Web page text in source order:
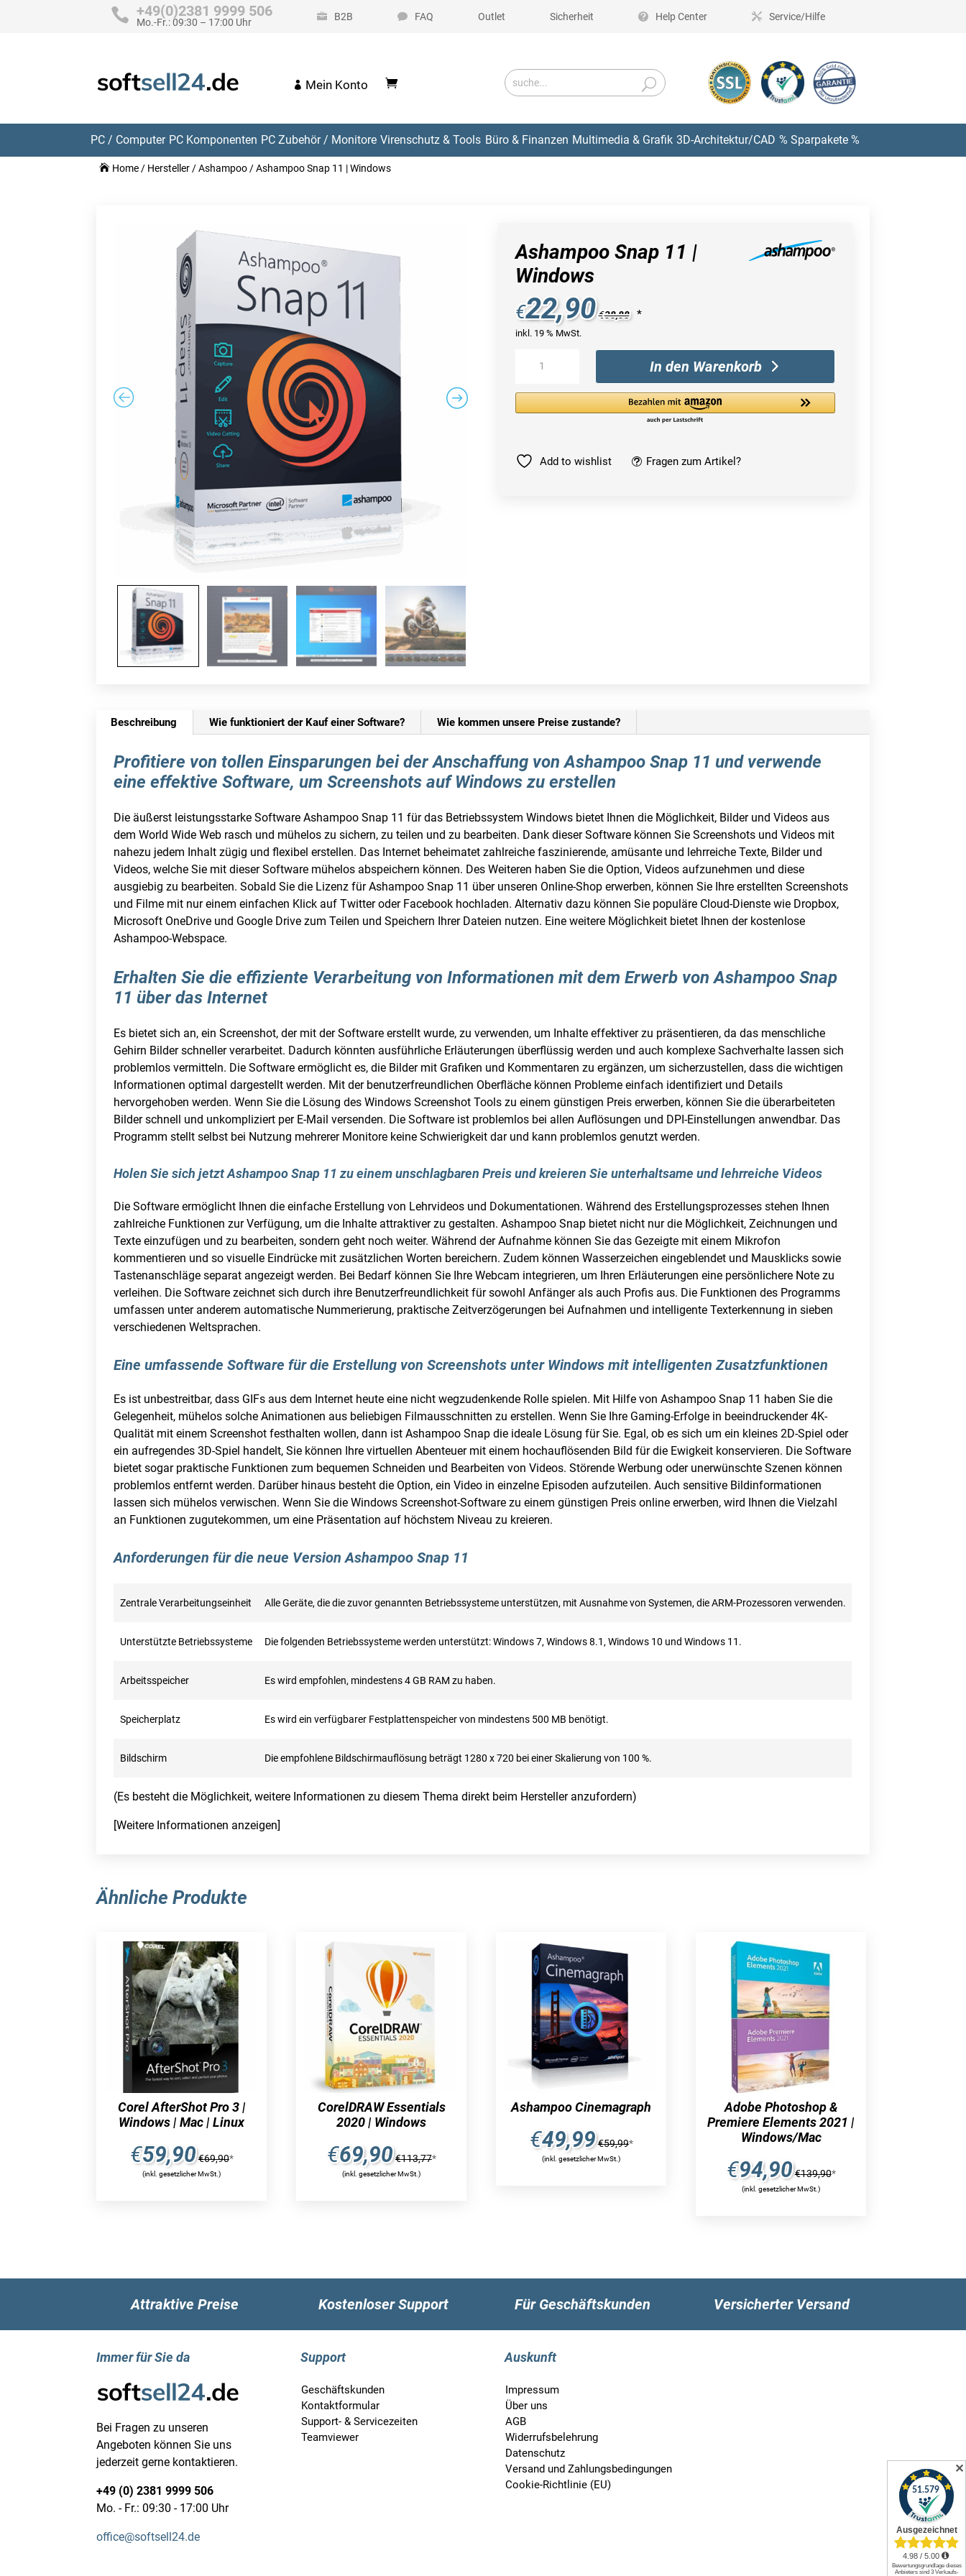
+49(0)2381 9999 506
Mo.-Fr.: 09:30 – 17:00 Uhr B2B FAQ Outlet Sicherheit Help Center Service/Hilfe
Mein Konto
PC / Computer PC Komponenten PC Zubehör / Monitore Virenschutz & Tools Büro & Finanzen Multimedia & Grafik 3D-Architektur/CAD % Sparpakete %
Home / Hersteller /Ashampoo / Ashampoo Snap 11 | Windows
Ashampoo Snap 11 |
Windows
€22,90 €38,88 *
inkl. 19 % MwSt.
11
|
In den Warenkorb
Add to wishlist Fragen zum Artikel?
Beschreibung Wie funktioniert der Kauf einer Software? Wie kommen unsere Preise zustande?
Profitiere von tollen Einsparungen bei der Anschaffung von Ashampoo Snap 11 und verwende
eine effektive Software, um Screenshots auf Windows zu erstellen
Die äußerst leistungsstarke Software Ashampoo Snap 11 für das Betriebssystem Windows bietet Ihnen die Möglichkeit, Bilder und Videos aus
dem World Wide Web rasch und mühelos zu sichern, zu teilen und zu bearbeiten. Dank dieser Software können Sie Screenshots und Videos mit
nahezu jedem Inhalt zügig und flexibel erstellen. Das Internet beheimatet zahlreiche faszinierende, amüsante und lehrreiche Texte, Bilder und
Videos, welche Sie mit dieser Software mühelos abspeichern können. Des Weiteren haben Sie die Option, Videos aufzunehmen und diese
ausgiebig zu bearbeiten. Sobald Sie die Lizenz für Ashampoo Snap 11 über unseren Online-Shop erwerben, können Sie Ihre erstellten Screenshots
und Filme mit nur einem einfachen Klick auf Twitter oder Facebook hochladen. Alternativ dazu können Sie populäre Cloud-Dienste wie Dropbox,
Microsoft OneDrive und Google Drive zum Teilen und Speichern Ihrer Dateien nutzen. Eine weitere Möglichkeit bietet Ihnen der kostenlose
Ashampoo-Webspace.
Erhalten Sie die effiziente Verarbeitung von Informationen mit dem Erwerb von Ashampoo Snap
11 über das Internet
Es bietet sich an, ein Screenshot, der mit der Software erstellt wurde, zu verwenden, um Inhalte effektiver zu präsentieren, da das menschliche
Gehirn Bilder schneller verarbeitet. Dadurch könnten ausführliche Erläuterungen überflüssig werden und auch komplexe Sachverhalte lassen sich
problemlos vermitteln. Die Software ermöglicht es, die Bilder mit Grafiken und Kommentaren zu ergänzen, um sicherzustellen, dass die wichtigen
Informationen optimal dargestellt werden. Mit der benutzerfreundlichen Oberfläche können Probleme einfach identifiziert und Details
hervorgehoben werden. Wenn Sie die Lösung des Windows Screenshot Tools zu einem günstigen Preis erwerben, können Sie die überarbeiteten
Bilder schnell und unkompliziert per E-Mail versenden. Die Software ist problemlos bei allen Auflösungen und DPI-Einstellungen anwendbar. Das
Programm stellt selbst bei Nutzung mehrerer Monitore keine Schwierigkeit dar und kann problemlos genutzt werden.
Holen Sie sich jetzt Ashampoo Snap 11 zu einem unschlagbaren Preis und kreieren Sie unterhaltsame und lehrreiche Videos
Die Software ermöglicht Ihnen die einfache Erstellung von Lehrvideos und Dokumentationen. Während des Erstellungsprozesses stehen Ihnen
zahlreiche Funktionen zur Verfügung, um die Inhalte attraktiver zu gestalten. Ashampoo Snap bietet nicht nur die Möglichkeit, Zeichnungen und
Texte einzufügen und zu bearbeiten, sondern geht noch weiter. Während der Aufnahme können Sie das Gezeigte mit einem Mikrofon
kommentieren und so visuelle Eindrücke mit zusätzlichen Worten bereichern. Zudem können Wasserzeichen eingeblendet und Mausklicks sowie
Tastenanschläge separat angezeigt werden. Bei Bedarf können Sie Ihre Webcam integrieren, um Ihren Erläuterungen eine persönlichere Note zu
verleihen. Die Software zeichnet sich durch ihre Benutzerfreundlichkeit für sowohl Anfänger als auch Profis aus. Die Funktionen des Programms
umfassen unter anderem automatische Nummerierung, praktische Zeitverzögerungen bei Aufnahmen und intelligente Texterkennung in sieben
verschiedenen Weltsprachen.
Eine umfassende Software für die Erstellung von Screenshots unter Windows mit intelligenten Zusatzfunktionen
Es ist unbestreitbar, dass GIFs aus dem Internet heute eine nicht wegzudenkende Rolle spielen. Mit Hilfe von Ashampoo Snap 11 haben Sie die
Gelegenheit, mühelos solche Animationen aus beliebigen Filmausschnitten zu erstellen. Wenn Sie Ihre Gaming-Erfolge in beeindruckender 4K-
Qualität mit einem Screenshot festhalten wollen, dann ist Ashampoo Snap die ideale Lösung für Sie. Egal, ob es sich um ein kleines 2D-Spiel oder
ein aufregendes 3D-Spiel handelt, Sie können Ihre virtuellen Abenteuer mit einem hochauflösenden Bild für die Ewigkeit konservieren. Die Software
bietet sogar praktische Funktionen zum bequemen Schneiden und Bearbeiten von Videos. Störende Werbung oder unerwünschte Szenen können
problemlos entfernt werden. Darüber hinaus besteht die Option, ein Video in einzelne Episoden aufzuteilen. Auch sensitive Bildinformationen
lassen sich mühelos verwischen. Wenn Sie die Windows Screenshot-Software zu einem günstigen Preis online erwerben, wird Ihnen die Vielzahl
an Funktionen zugutekommen, um eine Präsentation auf höchstem Niveau zu kreieren.
Anforderungen für die neue Version Ashampoo Snap 11
Zentrale Verarbeitungseinheit Alle Geräte, die die zuvor genannten Betriebssysteme unterstützen, mit Ausnahme von Systemen, die ARM-Prozessoren verwenden.
Unterstützte Betriebssysteme Die folgenden Betriebssysteme werden unterstützt: Windows 7, Windows 8.1, Windows 10 und Windows 11.
Arbeitsspeicher Es wird empfohlen, mindestens 4 GB RAM zu haben.
Speicherplatz Es wird ein verfügbarer Festplattenspeicher von mindestens 500 MB benötigt.
Bildschirm Die empfohlene Bildschirmauflösung beträgt 1280 x 720 bei einer Skalierung von 100 %.
(Es besteht die Möglichkeit, weitere Informationen zu diesem Thema direkt beim Hersteller anzufordern)
[Weitere Informationen anzeigen]
Ähnliche Produkte
Corel AfterShot Pro 3 |
Windows | Mac | Linux
€59,90€69,90*
(inkl. gesetzlicher MwSt.)
CorelDRAW Essentials
2020 | Windows
€69,90€113,77*
(inkl. gesetzlicher MwSt.)
Ashampoo Cinemagraph
€49,99€59,99*
(inkl. gesetzlicher MwSt.)
Adobe Photoshop &
Premiere Elements 2021 |
Windows/Mac
€94,90€139,90*
(inkl. gesetzlicher MwSt.)
Attraktive Preise Kostenloser Support Für Geschäftskunden Versicherter Versand
Immer für Sie da
Bei Fragen zu unseren
Angeboten können Sie uns
jederzeit gerne kontaktieren.
+49 (0) 2381 9999 506
Mo. - Fr.: 09:30 - 17:00 Uhr
office@softsell24.de
Support
Geschäftskunden
Kontaktformular
Support- & Servicezeiten
Teamviewer
Auskunft
Impressum
Über uns
AGB
Widerrufsbelehrung
Datenschutz
Versand und Zahlungsbedingungen
Cookie-Richtlinie (EU)
✕